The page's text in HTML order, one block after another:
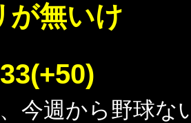
が無いけ
今週から野球な